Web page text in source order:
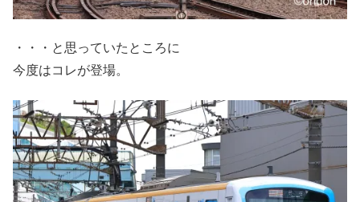
・・・と思っていたところに
今度はコレが登場。